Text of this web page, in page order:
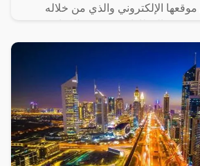
موقعها الإلكتروني والذي من خلاله